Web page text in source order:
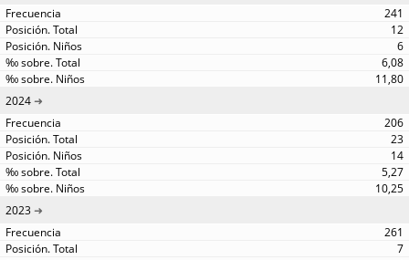
241
12
6
6,08
11,80
2024
206
23
14
5,27
10,25
2023
261
7